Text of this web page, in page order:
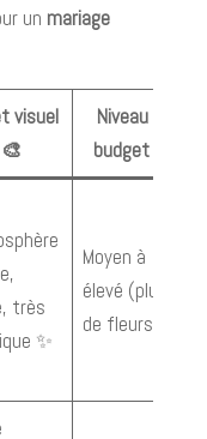
un mariage
visuel
🎨
Niveau de
budget 💶
très
✨
Moyen à
élevé (plus
de fleurs)